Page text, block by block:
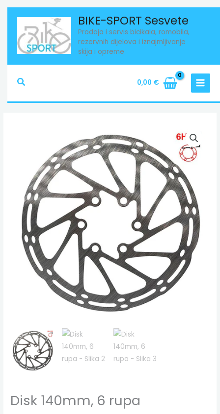
content
BIKE-SPORT Sesvete
Prodaja i servis bicikala, romobila,
rezervnih dijelova i iznajmljivanje
skija i opreme
Search 0,00 €
Disk 140mm, 6 rupa
količina